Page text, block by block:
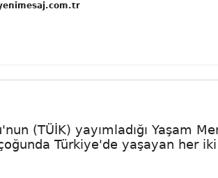
(TÜİK) yayımladığı Yaşam
Türkiye'de yaşayan her